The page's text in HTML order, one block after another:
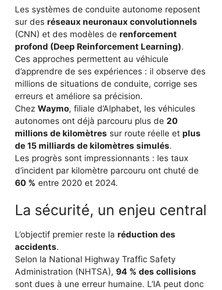
Les systèmes de conduite autonome reposent
sur des réseaux neuronaux convolutionnels
(CNN) et des modèles de renforcement
profond (Deep Reinforcement Learning).
Ces approches permettent au véhicule
d’apprendre de ses expériences : il observe des
millions de situations de conduite, corrige ses
erreurs et améliore sa précision.
Chez Waymo, filiale d’Alphabet, les véhicules
autonomes ont déjà parcouru plus de 20
millions de kilomètres sur route réelle et plus
de 15 milliards de kilomètres simulés.
Les progrès sont impressionnants : les taux
d’incident par kilomètre parcouru ont chuté de
60 % entre 2020 et 2024.
La sécurité, un enjeu central
L’objectif premier reste la réduction des
accidents.
Selon la National Highway Traffic Safety
Administration (NHTSA), 94 % des collisions
sont dues à une erreur humaine. L’IA peut donc